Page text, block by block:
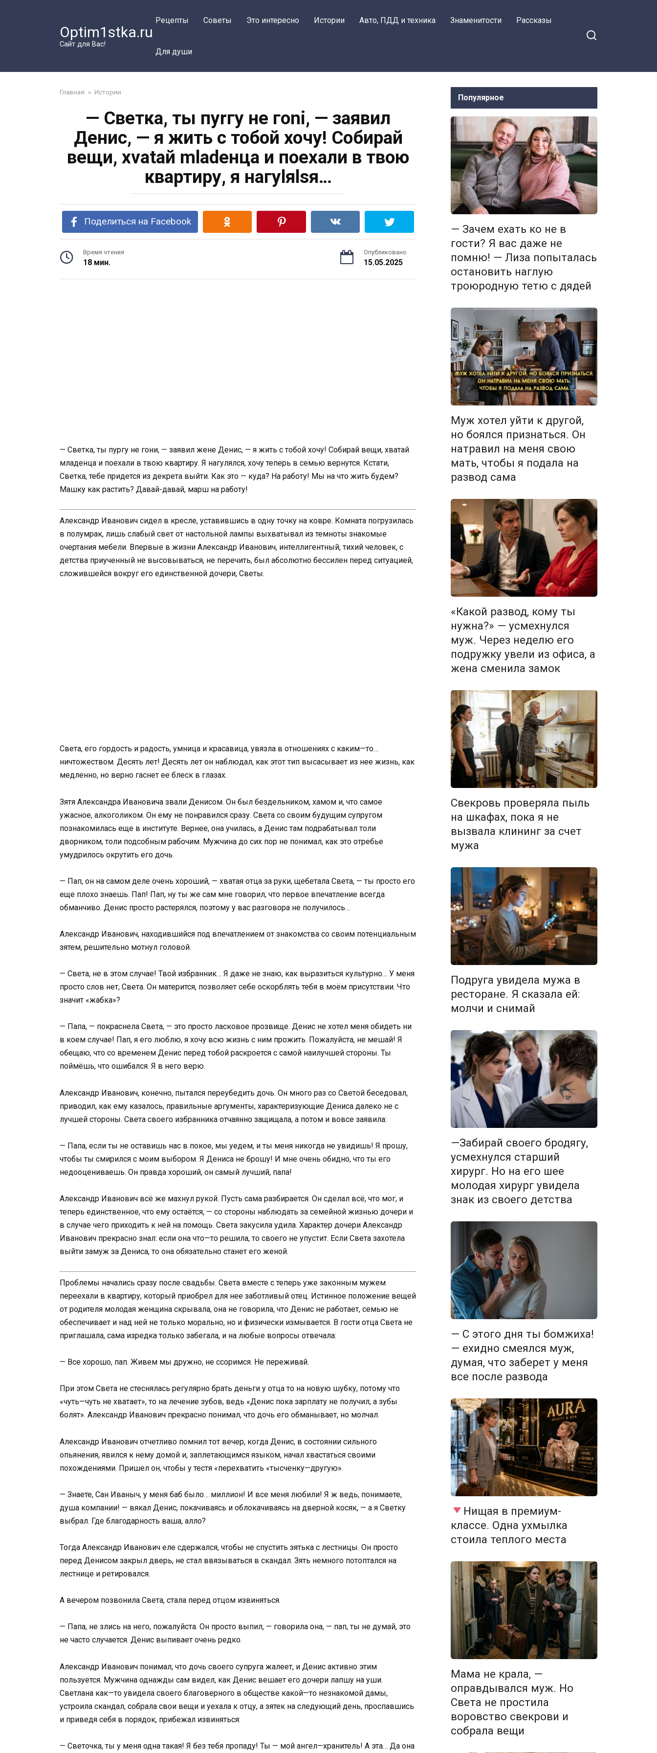
Optim1stka.ru
Сайт для Вас!
Рецепты Советы Это интересно Истории Авто, ПДД и техника Знаменитости Рассказы
Для души
Главная » Истории
— Светка, ты пуrгу не гоni, — заявил
Денис, — я жить с тобой хочу! Собирай
вещи, хvаtай mlаdенца и поехали в твою
квартиру, я нагуlяlsя…
Поделиться на Facebook
Время чтения
18 мин.
Опубликовано
15.05.2025
— Светка, ты пургу не гони, — заявил жене Денис, — я жить с тобой хочу! Собирай вещи, хватай
младенца и поехали в твою квартиру. Я нагулялся, хочу теперь в семью вернутся. Кстати,
Светка, тебе придется из декрета выйти. Как это — куда? На работу! Мы на что жить будем?
Машку как растить? Давай-давай, марш на работу!
Александр Иванович сидел в кресле, уставившись в одну точку на ковре. Комната погрузилась
в полумрак, лишь слабый свет от настольной лампы выхватывал из темноты знакомые
очертания мебели. Впервые в жизни Александр Иванович, интеллигентный, тихий человек, с
детства приученный не высовываться, не перечить, был абсолютно бессилен перед ситуацией,
сложившейся вокруг его единственной дочери, Светы.
Света, его гордость и радость, умница и красавица, увязла в отношениях с каким—то…
ничтожеством. Десять лет! Десять лет он наблюдал, как этот тип высасывает из нее жизнь, как
медленно, но верно гаснет ее блеск в глазах.
Зятя Александра Ивановича звали Денисом. Он был бездельником, хамом и, что самое
ужасное, алкоголиком. Он ему не понравился сразу. Света со своим будущим супругом
познакомилась еще в институте. Вернее, она училась, а Денис там подрабатывал толи
дворником, толи подсобным рабочим. Мужчина до сих пор не понимал, как это отребье
умудрилось окрутить его дочь.
— Пап, он на самом деле очень хороший, — хватая отца за руки, щебетала Света, — ты просто его
еще плохо знаешь. Пап! Пап, ну ты же сам мне говорил, что первое впечатление всегда
обманчиво. Денис просто растерялся, поэтому у вас разговора не получилось…
Александр Иванович, находившийся под впечатлением от знакомства со своим потенциальным
зятем, решительно мотнул головой.
— Света, не в этом случае! Твой избранник… Я даже не знаю, как выразиться культурно… У меня
просто слов нет, Света. Он матерится, позволяет себе оскорблять тебя в моём присутствии. Что
значит «жабка»?
— Папа, — покраснела Света, — это просто ласковое прозвище. Денис не хотел меня обидеть ни
в коем случае! Пап, я его люблю, я хочу всю жизнь с ним прожить. Пожалуйста, не мешай! Я
обещаю, что со временем Денис перед тобой раскроется с самой наилучшей стороны. Ты
поймёшь, что ошибался. Я в него верю.
Александр Иванович, конечно, пытался переубедить дочь. Он много раз со Светой беседовал,
приводил, как ему казалось, правильные аргументы, характеризующие Дениса далеко не с
лучшей стороны. Света своего избранника отчаянно защищала, а потом и вовсе заявила:
— Папа, если ты не оставишь нас в покое, мы уедем, и ты меня никогда не увидишь! Я прошу,
чтобы ты смирился с моим выбором. Я Дениса не брошу! И мне очень обидно, что ты его
недооцениваешь. Он правда хороший, он самый лучший, папа!
Александр Иванович всё же махнул рукой. Пусть сама разбирается. Он сделал всё, что мог, и
теперь единственное, что ему остаётся, — со стороны наблюдать за семейной жизнью дочери и
в случае чего приходить к ней на помощь. Света закусила удила. Характер дочери Александр
Иванович прекрасно знал: если она что—то решила, то своего не упустит. Если Света захотела
выйти замуж за Дениса, то она обязательно станет его женой.
Проблемы начались сразу после свадьбы. Света вместе с теперь уже законным мужем
переехали в квартиру, который приобрел для нее заботливый отец. Истинное положение вещей
от родителя молодая женщина скрывала, она не говорила, что Денис не работает, семью не
обеспечивает и над ней не только морально, но и физически измывается. В гости отца Света не
приглашала, сама изредка только забегала, и на любые вопросы отвечала:
— Все хорошо, пап. Живем мы дружно, не ссоримся. Не переживай.
При этом Света не стеснялась регулярно брать деньги у отца то на новую шубку, потому что
«чуть—чуть не хватает», то на лечение зубов, ведь «Денис пока зарплату не получил, а зубы
болят». Александр Иванович прекрасно понимал, что дочь его обманывает, но молчал.
Александр Иванович отчетливо помнил тот вечер, когда Денис, в состоянии сильного
опьянения, явился к нему домой и, заплетающимся языком, начал хвастаться своими
похождениями. Пришел он, чтобы у тестя «перехватить «тысченку—другую».
— Знаете, Сан Иваныч, у меня баб было… миллион! И все меня любили! Я ж ведь, понимаете,
душа компании! — вякал Денис, покачиваясь и облокачиваясь на дверной косяк, — а я Светку
выбрал. Где благодарность ваша, алло?
Тогда Александр Иванович еле сдержался, чтобы не спустить зятька с лестницы. Он просто
перед Денисом закрыл дверь, не стал ввязываться в скандал. Зять немного потоптался на
лестнице и ретировался.
А вечером позвонила Света, стала перед отцом извиняться.
— Папа, не злись на него, пожалуйста. Он просто выпил, — говорила она, — пап, ты не думай, это
не часто случается. Денис выпивает очень редко.
Александр Иванович понимал, что дочь своего супруга жалеет, и Денис активно этим
пользуется. Мужчина однажды сам видел, как Денис вешает его дочери лапшу на уши.
Светлана как—то увидела своего благоверного в обществе какой—то незнакомой дамы,
устроила скандал, собрала свои вещи и уехала к отцу, а зятек на следующий день, проспавшись
и приведя себя в порядок, прибежал извиняться:
— Светочка, ты у меня одна такая! Я без тебя пропаду! Ты — мой ангел—хранитель! А эта… Да она
Популярное
— Зачем ехать ко не в
гости? Я вас даже не
помню! — Лиза попыталась
остановить наглую
троюродную тетю с дядей
Муж хотел уйти к другой,
но боялся признаться. Он
натравил на меня свою
мать, чтобы я подала на
развод сама
«Какой развод, кому ты
нужна?» — усмехнулся
муж. Через неделю его
подружку увели из офиса, а
жена сменила замок
Свекровь проверяла пыль
на шкафах, пока я не
вызвала клининг за счет
мужа
Подруга увидела мужа в
ресторане. Я сказала ей:
молчи и снимай
—Забирай своего бродягу,
усмехнулся старший
хирург. Но на его шее
молодая хирург увидела
знак из своего детства
— С этого дня ты бомжиха!
— ехидно смеялся муж,
думая, что заберет у меня
все после развода
Нищая в премиум-
классе. Одна ухмылка
стоила теплого места
Мама не крала, —
оправдывался муж. Но
Света не простила
воровство свекрови и
собрала вещи